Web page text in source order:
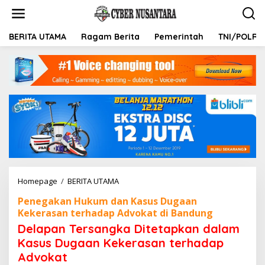
t
BERITA UTAMA Ragam Berita Pemerintah TNI/POLRI
Homepage / BERITA UTAMA
l
a
a
n
Penegakan Hukum dan Kasus Dugaan
Kekerasan terhadap Advokat di Bandung
Delapan Tersangka Ditetapkan dalam
Kasus Dugaan Kekerasan terhadap
Advokat